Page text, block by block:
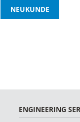
ENGINEERING